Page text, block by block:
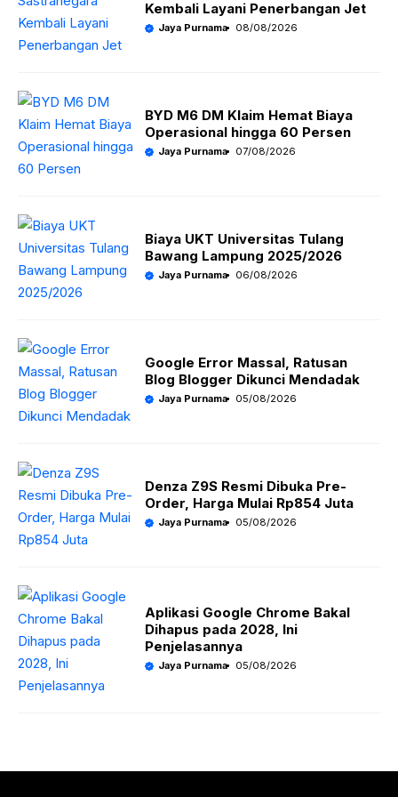
A
p
o
o
a
m
Kembali Layani Penerbangan Jet
Jaya Purnama 08/08/2026
BYD M6 DM Klaim Hemat Biaya
Operasional hingga 60 Persen
Jaya Purnama 07/08/2026
Biaya UKT Universitas Tulang
Bawang Lampung 2025/2026
Jaya Purnama 06/08/2026
Google Error Massal, Ratusan
Blog Blogger Dikunci Mendadak
Jaya Purnama 05/08/2026
Denza Z9S Resmi Dibuka Pre-
Order, Harga Mulai Rp854 Juta
Jaya Purnama 05/08/2026
Aplikasi Google Chrome Bakal
Dihapus pada 2028, Ini
Penjelasannya
Jaya Purnama 05/08/2026